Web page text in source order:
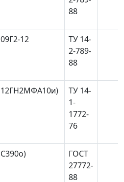
88
09Г2-12
ТУ 14-
2-789-
88
12ГН2МФА10и)
ТУ 14-
1-
1772-
76
С390о)
ГОСТ
27772-
88